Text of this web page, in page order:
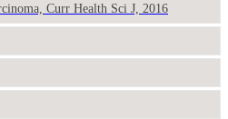
Curr Health Sci J, 2016